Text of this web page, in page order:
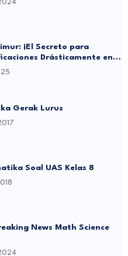
¡El Secreto para
Drásticamente en 3
Gerak Lurus
Soal UAS Kelas 8
News Math Science